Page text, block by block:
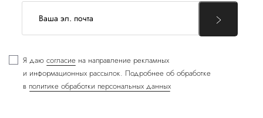
Я даю согласие на направление рекламных
и информационных рассылок. Подробнее об обработке
в политике обработки персональных данных